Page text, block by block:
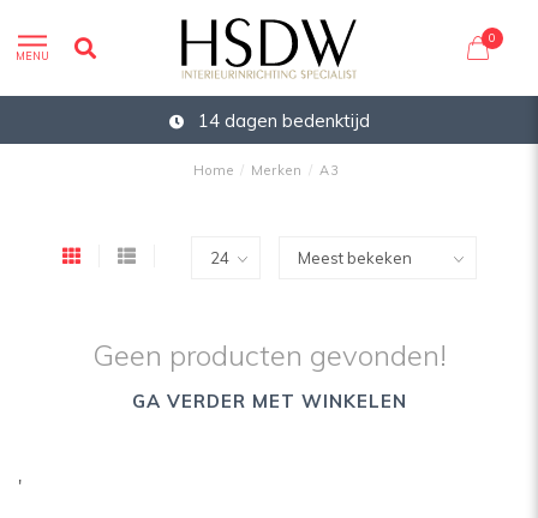
MENU
0
14 dagen bedenktijd
Home / Merken / A3
Geen producten gevonden!
GA VERDER MET WINKELEN
'